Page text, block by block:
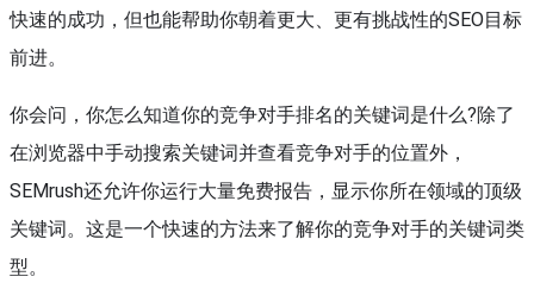
快速的成功，但也能帮助你朝着更大、更有挑战性的SEO目标
前进。
你会问，你怎么知道你的竞争对手排名的关键词是什么?除了
在浏览器中手动搜索关键词并查看竞争对手的位置外，
SEMrush还允许你运行大量免费报告，显示你所在领域的顶级
关键词。这是一个快速的方法来了解你的竞争对手的关键词类
型。